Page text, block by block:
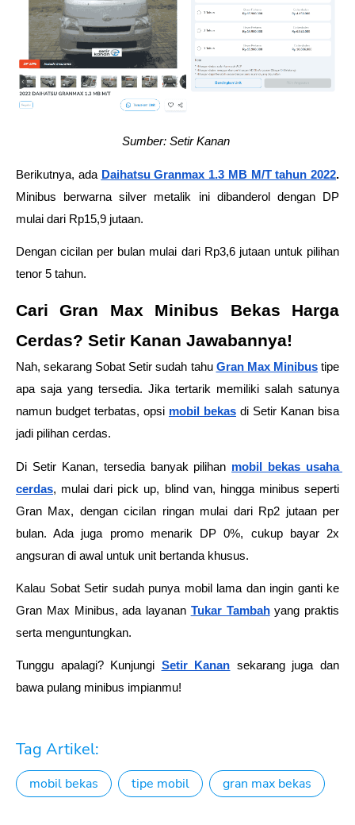
Sumber: Setir Kanan
Berikutnya, ada Daihatsu Granmax 1.3 MB M/T tahun 2022.
Minibus berwarna silver metalik ini dibanderol dengan DP
mulai dari Rp15,9 jutaan.
Dengan cicilan per bulan mulai dari Rp3,6 jutaan untuk pilihan
tenor 5 tahun.
Cari Gran Max Minibus Bekas Harga
Cerdas? Setir Kanan Jawabannya!
Nah, sekarang Sobat Setir sudah tahu Gran Max Minibus tipe
apa saja yang tersedia. Jika tertarik memiliki salah satunya
namun budget terbatas, opsi mobil bekas di Setir Kanan bisa
jadi pilihan cerdas.
Di Setir Kanan, tersedia banyak pilihan mobil bekas usaha
cerdas, mulai dari pick up, blind van, hingga minibus seperti
Gran Max, dengan cicilan ringan mulai dari Rp2 jutaan per
bulan. Ada juga promo menarik DP 0%, cukup bayar 2x
angsuran di awal untuk unit bertanda khusus.
Kalau Sobat Setir sudah punya mobil lama dan ingin ganti ke
Gran Max Minibus, ada layanan Tukar Tambah yang praktis
serta menguntungkan.
Tunggu apalagi? Kunjungi Setir Kanan sekarang juga dan
bawa pulang minibus impianmu!
Tag Artikel:
mobil bekas tipe mobil gran max bekas